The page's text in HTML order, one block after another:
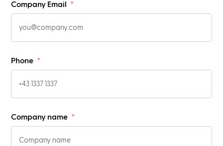
Company Email
Phone
Company name